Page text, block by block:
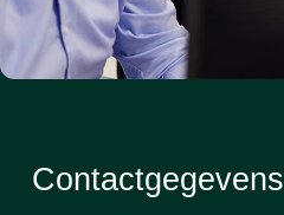
Contactgegevens